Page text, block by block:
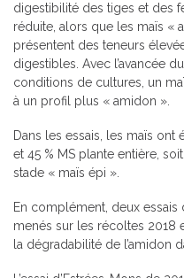
digestibilité des tiges et des
réduite, alors que les maïs «
présentent des teneurs
digestibles. Avec l’avancée
conditions de cultures, un
à un profil plus « amidon ».
Dans les essais, les maïs
et 45 % MS plante entière,
stade « maïs épi ».
En complément, deux
menés sur les récoltes 2018
la dégradabilité de l’amidon